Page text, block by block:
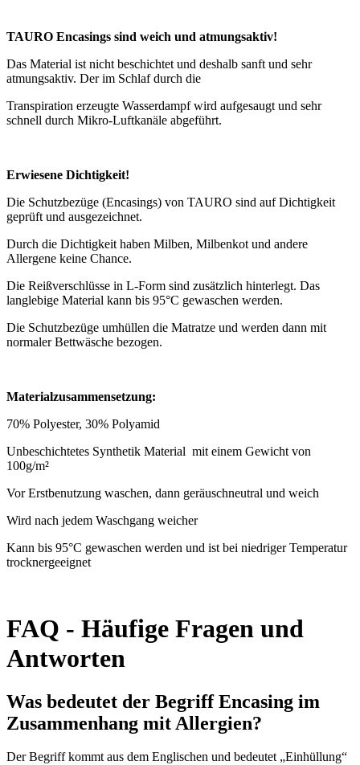
TAURO Encasings sind weich und atmungsaktiv!
Das Material ist nicht beschichtet und deshalb sanft und sehr
atmungsaktiv. Der im Schlaf durch die
Transpiration erzeugte Wasserdampf wird aufgesaugt und sehr
schnell durch Mikro-Luftkanäle abgeführt.
Erwiesene Dichtigkeit!
Die Schutzbezüge (Encasings) von TAURO sind auf Dichtigkeit
geprüft und ausgezeichnet.
Durch die Dichtigkeit haben Milben, Milbenkot und andere
Allergene keine Chance.
Die Reißverschlüsse in L-Form sind zusätzlich hinterlegt. Das
langlebige Material kann bis 95°C gewaschen werden.
Die Schutzbezüge umhüllen die Matratze und werden dann mit
normaler Bettwäsche bezogen.
Materialzusammensetzung:
70% Polyester, 30% Polyamid
Unbeschichtetes Synthetik Material mit einem Gewicht von
100g/m²
Vor Erstbenutzung waschen, dann geräuschneutral und weich
Wird nach jedem Waschgang weicher
Kann bis 95°C gewaschen werden und ist bei niedriger Temperatur
trocknergeeignet
FAQ - Häufige Fragen und
Antworten
Was bedeutet der Begriff Encasing im
Zusammenhang mit Allergien?
Der Begriff kommt aus dem Englischen und bedeutet „Einhüllung“